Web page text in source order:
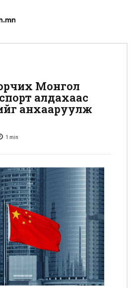
Монгол
алдахаас
анхааруулж
1 min